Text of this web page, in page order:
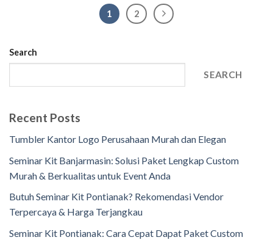
1 2
Search
SEARCH
Recent Posts
Tumbler Kantor Logo Perusahaan Murah dan Elegan
Seminar Kit Banjarmasin: Solusi Paket Lengkap Custom
Murah & Berkualitas untuk Event Anda
Butuh Seminar Kit Pontianak? Rekomendasi Vendor
Terpercaya & Harga Terjangkau
Seminar Kit Pontianak: Cara Cepat Dapat Paket Custom